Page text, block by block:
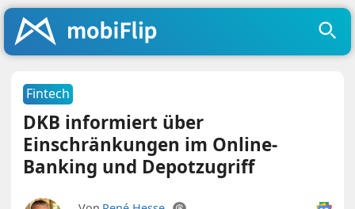
Fintech
DKB informiert über
Einschränkungen im Online-
Banking und Depotzugriff